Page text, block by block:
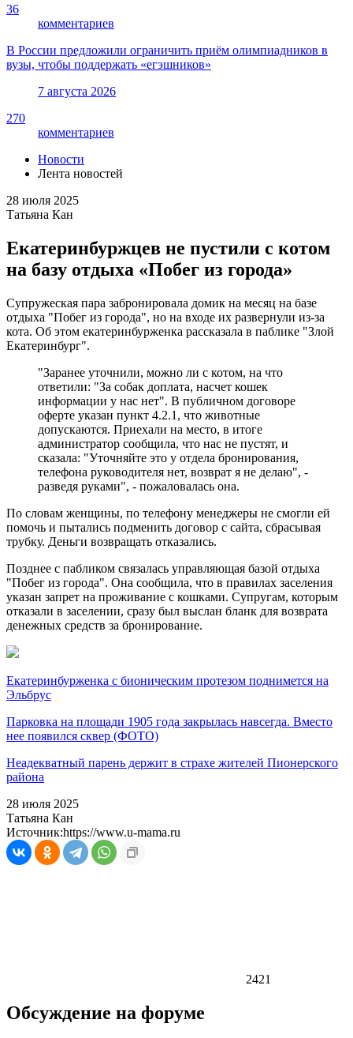
36
комментариев
В России предложили ограничить приём олимпиадников в
вузы, чтобы поддержать «егэшников»
7 августа 2026
270
комментариев
Новости
Лента новостей
28 июля 2025
Татьяна Кан
Екатеринбуржцев не пустили с котом
на базу отдыха «Побег из города»
Супружеская пара забронировала домик на месяц на базе
отдыха "Побег из города", но на входе их развернули из-за
кота. Об этом екатеринбурженка рассказала в паблике "Злой
Екатеринбург".
"Заранее уточнили, можно ли с котом, на что
ответили: "За собак доплата, насчет кошек
информации у нас нет". В публичном договоре
оферте указан пункт 4.2.1, что животные
допускаются. Приехали на место, в итоге
администратор сообщила, что нас не пустят, и
сказала: "Уточняйте это у отдела бронирования,
телефона руководителя нет, возврат я не делаю", -
разведя руками", - пожаловалась она.
По словам женщины, по телефону менеджеры не смогли ей
помочь и пытались подменить договор с сайта, сбрасывая
трубку. Деньги возвращать отказались.
Позднее с пабликом связалась управляющая базой отдыха
"Побег из города". Она сообщила, что в правилах заселения
указан запрет на проживание с кошками. Супругам, которым
отказали в заселении, сразу был выслан бланк для возврата
денежных средств за бронирование.
Екатеринбурженка с бионическим протезом поднимется на
Эльбрус
Парковка на площади 1905 года закрылась навсегда. Вместо
нее появился сквер (ФОТО)
Неадекватный парень держит в страхе жителей Пионерского
района
28 июля 2025
Татьяна Кан
Источник:https://www.u-mama.ru
2421
Обсуждение на форуме